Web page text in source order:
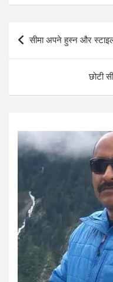
ce
o
at
A
Post
navigation
सीमा अपने हुस्न और
छोटी